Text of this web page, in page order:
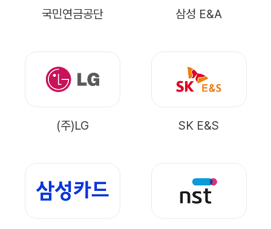
국민연금공단 삼성 E&A
(주)LG SK E&S